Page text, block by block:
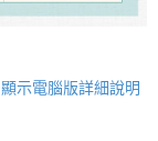
顯示電腦版詳細說明